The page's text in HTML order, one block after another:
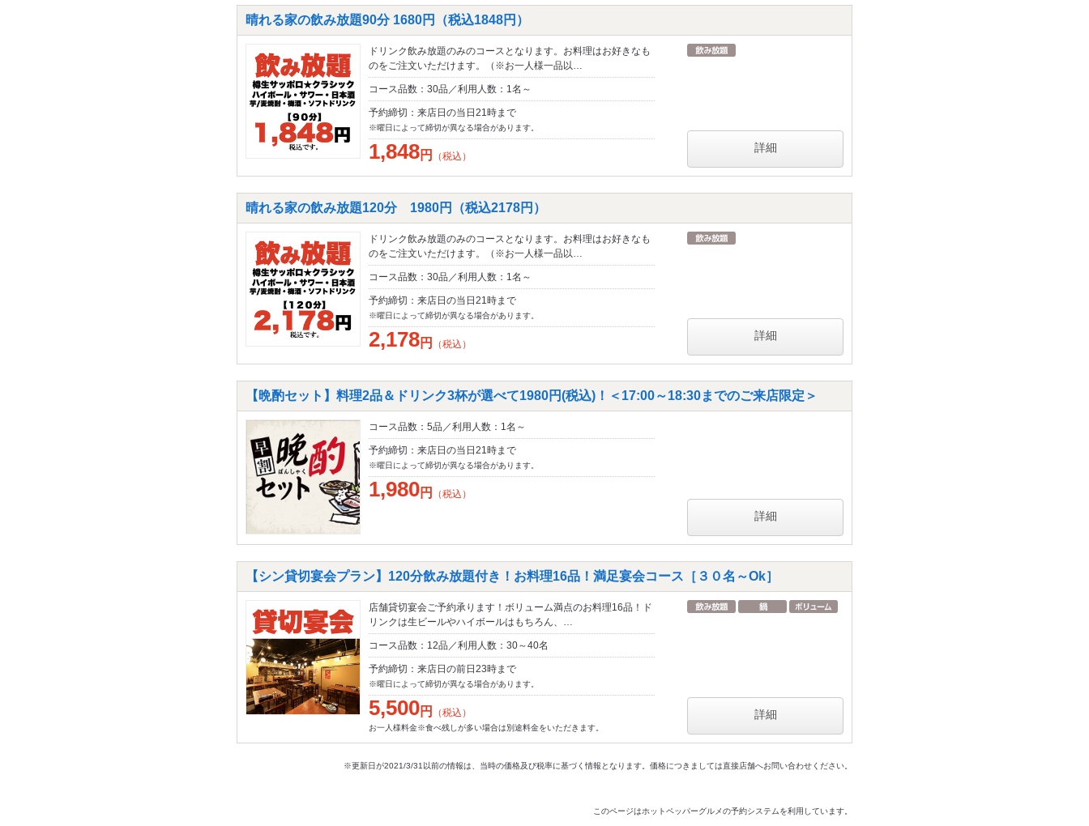
晴れる家の飲み放題90分 1680円（税込1848円）
ドリンク飲み放題のみのコースとなります。お料理はお好きなも
のをご注文いただけます。（※お一人様一品以…
コース品数：30品／利用人数：1名～
予約締切：来店日の当日21時まで
※曜日によって締切が異なる場合があります。
1,848円 （税込）
詳細
晴れる家の飲み放題120分 1980円（税込2178円）
ドリンク飲み放題のみのコースとなります。お料理はお好きなも
のをご注文いただけます。（※お一人様一品以…
コース品数：30品／利用人数：1名～
予約締切：来店日の当日21時まで
※曜日によって締切が異なる場合があります。
2,178円 （税込）
詳細
【晩酌セット】料理2品＆ドリンク3杯が選べて1980円(税込)！＜17:00～18:30までのご来店限定＞
コース品数：5品／利用人数：1名～
予約締切：来店日の当日21時まで
※曜日によって締切が異なる場合があります。
1,980円 （税込）
詳細
【シン貸切宴会プラン】120分飲み放題付き！お料理16品！満足宴会コース［３０名～Ok］
店舗貸切宴会ご予約承ります！ボリューム満点のお料理16品！ド
リンクは生ビールやハイボールはもちろん、…
コース品数：12品／利用人数：30～40名
予約締切：来店日の前日23時まで
※曜日によって締切が異なる場合があります。
5,500円 （税込）
お一人様料金※食べ残しが多い場合は別途料金をいただきます。
詳細
※更新日が2021/3/31以前の情報は、当時の価格及び税率に基づく情報となります。価格につきましては直接店舗へお問い合わせください。
このページはホットペッパーグルメの予約システムを利用しています。